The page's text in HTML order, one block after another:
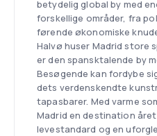
betydelig global by med
forskellige områder, fra
førende økonomiske
Halvø huser Madrid store
er den spansktalende by
Besøgende kan fordybe
dets verdenskendte
tapasbarer. Med varme
Madrid en destination
levestandard og en